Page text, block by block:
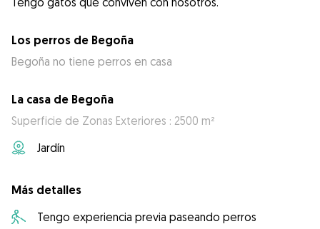
Los perros de Begoña
Begoña no tiene perros en casa
La casa de Begoña
Superficie de Zonas Exteriores : 2500 m²
Jardín
Más detalles
Tengo experiencia previa paseando perros